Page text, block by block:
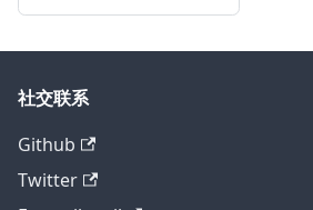
社交联系
Github
Twitter